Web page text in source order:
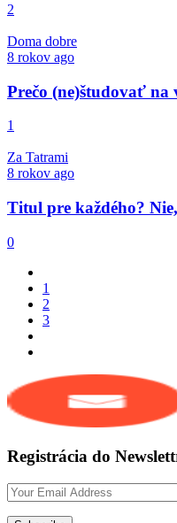
2
Doma dobre
8 rokov ago
Prečo (ne)študovať na
1
Za Tatrami
8 rokov ago
Titul pre každého?
0
1
2
3
Registrácia do